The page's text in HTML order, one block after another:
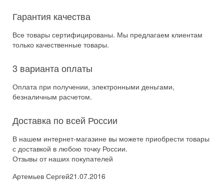
Гарантия качества
Все товары сертифицированы. Мы предлагаем клиентам
только качественные товары.
3 варианта оплаты
Оплата при получении, электронными деньгами,
безналичным расчетом.
Доставка по всей России
В нашем интернет-магазине вы можете приобрести товары
с доставкой в любою точку России.
Отзывы от наших покупателей
Артемьев Сергей21.07.2016